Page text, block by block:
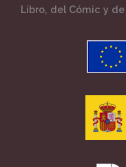
Libro, del Cómic y